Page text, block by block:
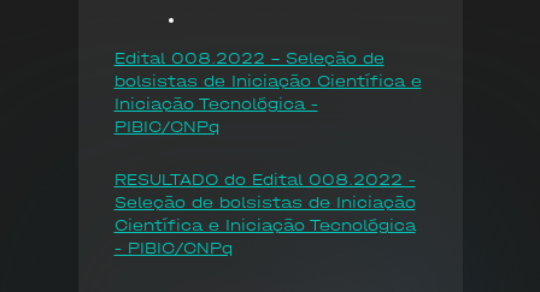
Edital 008.2022 - Seleção de
bolsistas de Iniciação Científica e
Iniciação Tecnológica -
PIBIC/CNPq
RESULTADO do Edital 008.2022 -
Seleção de bolsistas de Iniciação
Científica e Iniciação Tecnológica
- PIBIC/CNPq